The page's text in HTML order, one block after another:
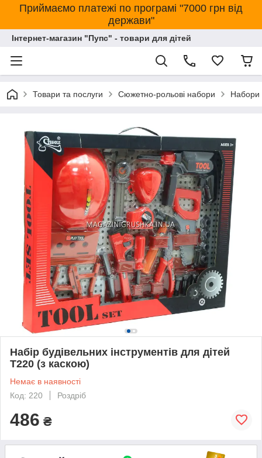
Приймаємо платежі по програмі "7000 грн від
держави"
Інтернет-магазин "Пупс" - товари для дітей
Товари та послуги Сюжетно-рольові набори Набори
Набір будівельних інструментів для дітей
T220 (з каскою)
Немає в наявності
Код: 220
Роздріб
486 ₴